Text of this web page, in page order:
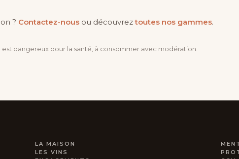
? Contactez-nous ou découvreztoutes nos gammes.
est dangereux pour la santé, à consommer avec modération.
LA MAISON
LES VINS